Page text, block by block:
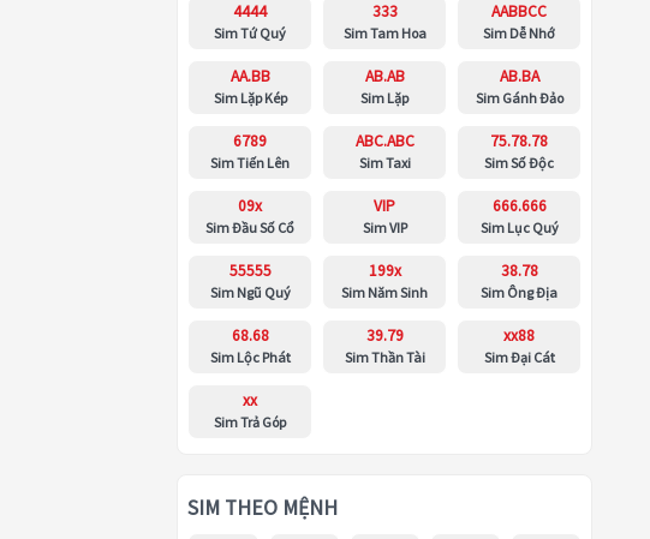
4444
Sim Tứ Quý
333
Sim Tam Hoa
AABBCC
Sim Dễ Nhớ
AA.BB
Sim Lặp Kép
AB.AB
Sim Lặp
AB.BA
Sim Gánh Đảo
6789
Sim Tiến Lên
ABC.ABC
Sim Taxi
75.78.78
Sim Số Độc
09x
Sim Đầu Số Cổ
VIP
Sim VIP
666.666
Sim Lục Quý
55555
Sim Ngũ Quý
199x
Sim Năm Sinh
38.78
Sim Ông Địa
68.68
Sim Lộc Phát
39.79
Sim Thần Tài
xx88
Sim Đại Cát
xx
Sim Trả Góp
SIM THEO MỆNH